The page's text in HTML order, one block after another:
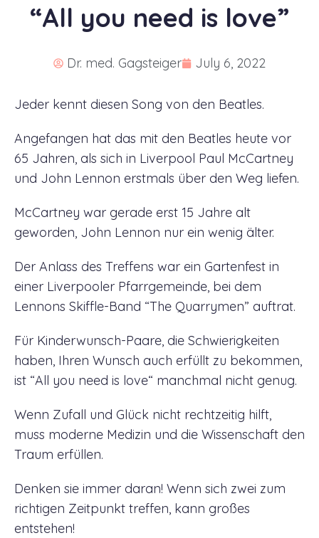
“All you need is love”
Dr. med. Gagsteiger July 6, 2022
Jeder kennt diesen Song von den Beatles.
Angefangen hat das mit den Beatles heute vor
65 Jahren, als sich in Liverpool Paul McCartney
und John Lennon erstmals über den Weg liefen.
McCartney war gerade erst 15 Jahre alt
geworden, John Lennon nur ein wenig älter.
Der Anlass des Treffens war ein Gartenfest in
einer Liverpooler Pfarrgemeinde, bei dem
Lennons Skiffle-Band “The Quarrymen” auftrat.
Für Kinderwunsch-Paare, die Schwierigkeiten
haben, Ihren Wunsch auch erfüllt zu bekommen,
ist “All you need is love“ manchmal nicht genug.
Wenn Zufall und Glück nicht rechtzeitig hilft,
muss moderne Medizin und die Wissenschaft den
Traum erfüllen.
Denken sie immer daran! Wenn sich zwei zum
richtigen Zeitpunkt treffen, kann großes
entstehen!